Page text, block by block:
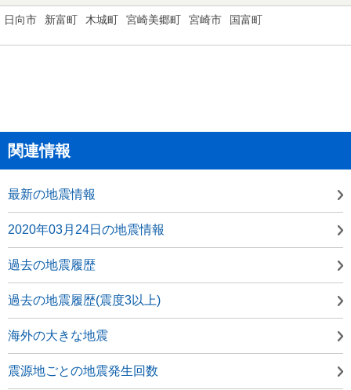
日向市 新富町 木城町 宮崎美郷町 宮崎市 国富町
関連情報
最新の地震情報
2020年03月24日の地震情報
過去の地震履歴
過去の地震履歴(震度3以上)
海外の大きな地震
震源地ごとの地震発生回数